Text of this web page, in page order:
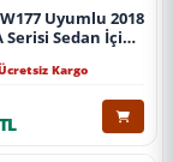
Uyumlu 2018
Serisi Sedan İçin
Set)
Kargo